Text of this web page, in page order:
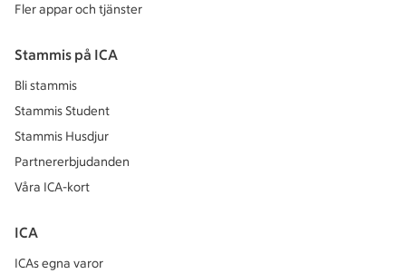
Fler appar och tjänster
Stammis på ICA
Bli stammis
Stammis Student
Stammis Husdjur
Partnererbjudanden
Våra ICA-kort
ICA
ICAs egna varor